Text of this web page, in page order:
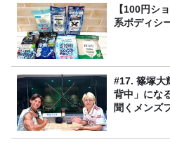
【100円シ
系ボディシ
#17. 篠塚大
背中」にな
聞くメンズ